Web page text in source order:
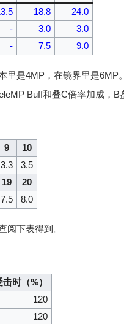
18.8
24.0
- 3.0
3.0
- 7.5 9.0
是4MP，在镜界里是6MP。
Buff和叠C倍率加成，B
9
10
3.3
3.5
19
20
7.5 8.0
阅下表得到。
击时（%）
120
120